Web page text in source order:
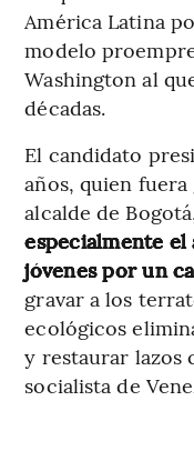
América Latina
modelo
Washington al
décadas.
El candidato
años, quien
alcalde de
especialmente el
jóvenes por un
gravar a los
ecológicos
y restaurar lazos
socialista de